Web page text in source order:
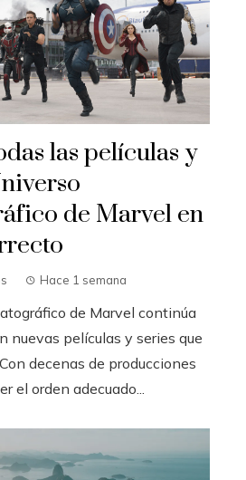
las películas y
de Marvel en
Hace 1 semana
de Marvel continúa
nuevas películas y series que
decenas de producciones
el orden adecuado...